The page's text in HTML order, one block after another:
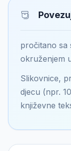
pročitano sa
okruženjem
Slikovnice,
djecu (npr.
književne